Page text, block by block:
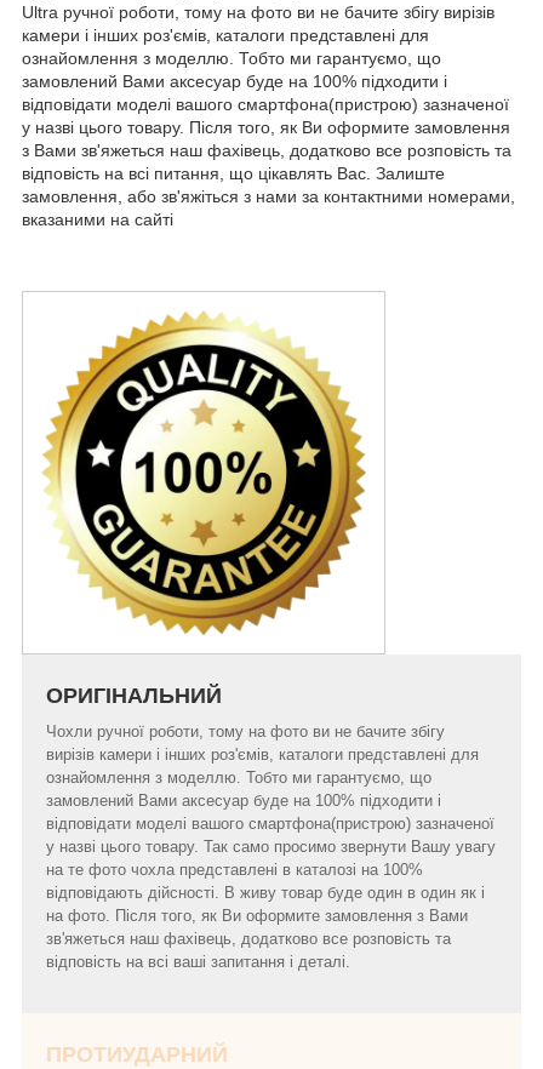
Ultra ручної роботи, тому на фото ви не бачите збігу вирізів
камери і інших роз'ємів, каталоги представлені для
ознайомлення з моделлю. Тобто ми гарантуємо, що
замовлений Вами аксесуар буде на 100% підходити і
відповідати моделі вашого смартфона(пристрою) зазначеної
у назві цього товару. Після того, як Ви оформите замовлення
з Вами зв'яжеться наш фахівець, додатково все розповість та
відповість на всі питання, що цікавлять Вас. Залиште
замовлення, або зв'яжіться з нами за контактними номерами,
вказаними на сайті
ОРИГІНАЛЬНИЙ
Чохли ручної роботи, тому на фото ви не бачите збігу
вирізів камери і інших роз'ємів, каталоги представлені для
ознайомлення з моделлю. Тобто ми гарантуємо, що
замовлений Вами аксесуар буде на 100% підходити і
відповідати моделі вашого смартфона(пристрою) зазначеної
у назві цього товару. Так само просимо звернути Вашу увагу
на те фото чохла представлені в каталозі на 100%
відповідають дійсності. В живу товар буде один в один як і
на фото. Після того, як Ви оформите замовлення з Вами
зв'яжеться наш фахівець, додатково все розповість та
відповість на всі ваші запитання і деталі.
ПРОТИУДАРНИЙ